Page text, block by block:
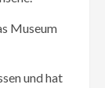
Museum
und hat